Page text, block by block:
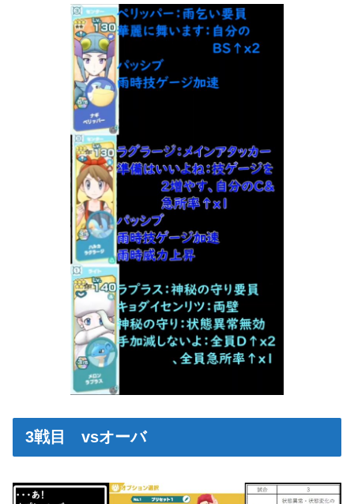
3戦目 vsオーバ